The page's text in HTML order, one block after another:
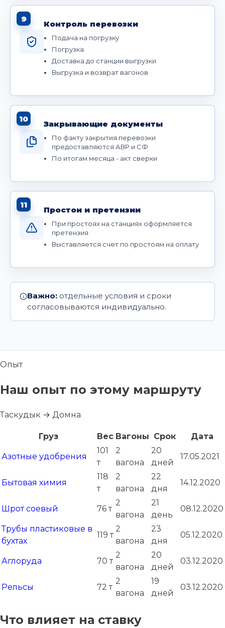
9
Контроль перевозки
Подача на погрузку
Погрузка
Доставка до станции выгрузки
Выгрузка и возврат вагонов
10
Закрывающие документы
По факту закрытия перевозки
предоставляются АВР и СФ
По итогам месяца - акт сверки
11
Простои и претензии
При простоях на станциях оформляется
претензия
Выставляется счет по простоям на оплату
Важно: отдельные условия и сроки
согласовываются индивидуально.
Опыт
Наш опыт по этому маршруту
Таскудык → Домна
Груз Вес Вагоны Срок Дата
Азотные удобрения
101
т
2
вагона
20
дней
17.05.2021
Бытовая химия
118
т
2
вагона
22
дня
14.12.2020
Шрот соевый 76 т
2
вагона
21
день
08.12.2020
Трубы пластиковые в
бухтах
119 т
2
вагона
23
дня
05.12.2020
Аглоруда 70 т
2
вагона
20
дней
03.12.2020
Рельсы 72 т
2
вагона
19
дней
03.12.2020
Что влияет на ставку